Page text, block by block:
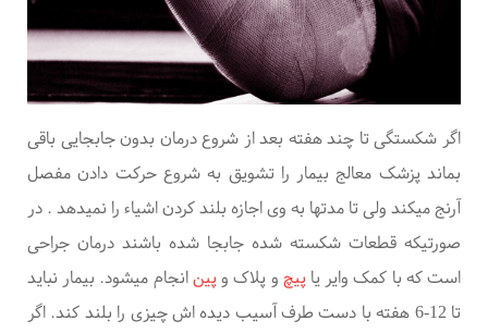
اگر شکستگی تا چند هفته بعد از شروع درمان بدون جابجایی باقی
بماند پزشک معالج بیمار را تشویق به شروع حرکت دادن مفصل
آرنج میکند ولی تا مدتها به وی اجازه بلند کردن اشیاء را نمیدهد . در
صورتیکه قطعات شکسته شده جابجا شده باشند درمان جراحی
است که با کمک وایر یا پیچ و پلاک و پینانجام میشود. بیمار نباید
تا 12-6 هفته با دست طرف آسیب دیده اش چیزی را بلند کند. اگر